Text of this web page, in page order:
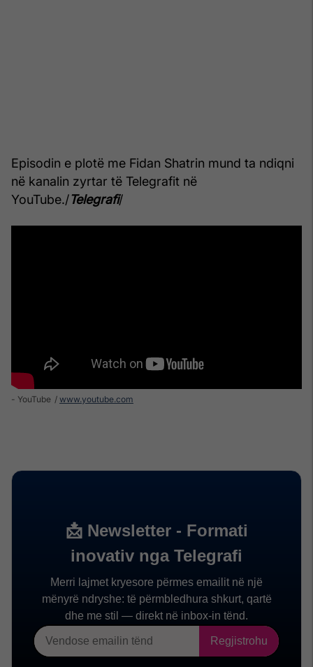
Episodin e plotë me Fidan Shatrin mund ta ndiqni
në kanalin zyrtar të Telegrafit në
YouTube./Telegrafi/
- YouTube www.youtube.com